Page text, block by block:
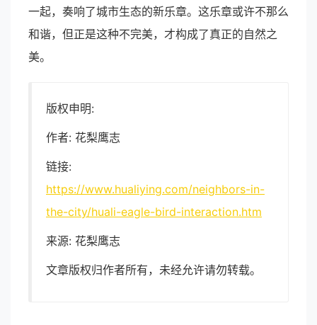
一起，奏响了城市生态的新乐章。这乐章或许不那么
和谐，但正是这种不完美，才构成了真正的自然之
美。
版权申明:
作者: 花梨鹰志
链接:
https://www.hualiying.com/neighbors-in-
the-city/huali-eagle-bird-interaction.htm
来源: 花梨鹰志
文章版权归作者所有，未经允许请勿转载。